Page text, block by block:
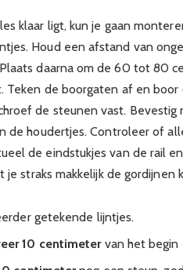
klaar ligt, kun je gaan
Houd een afstand van
daarna om de 60 tot 80
de boorgaten af en boor
de steunen vast. Bevestig
de houdertjes. Controleer of
de eindstukjes van de rail
straks makkelijk de gordijnen
getekende lijntjes.
10 centimetervan het begin